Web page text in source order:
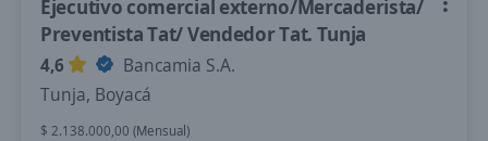
Ejecutivo comercial externo/Mercaderista/
Preventista Tat/ Vendedor Tat. Tunja
4,6
Bancamia S.A.
Tunja, Boyacá
$ 2.138.000,00 (Mensual)